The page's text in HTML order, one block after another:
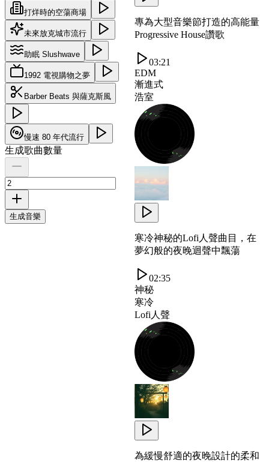
打烊時的空蕩商場
未來放克城市流行
助眠 Slushwave
1992 電視購物之夢
Barber Beats 與薩克斯風
慢速 80 年代流行
生成歌曲數量
生成音樂
專為大型音樂節打造的高能量
Progressive House讚歌
03:21
EDM
漸進式
浩室
寒冷神秘的Lofi人聲曲目，在
夢幻般的夜晚迴聲中飄蕩
02:35
神秘
寒冷
Lofi人聲
為緩慢舒適的夜晚設計的柔和